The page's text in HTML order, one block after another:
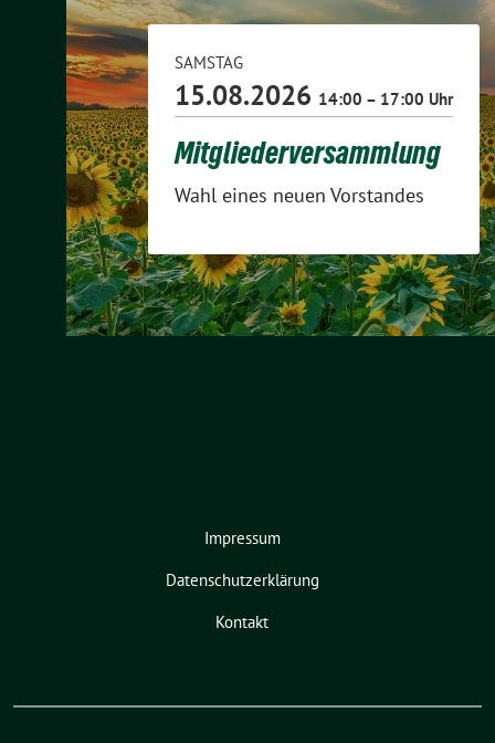
SAMSTAG
15.08.2026 14:00 – 17:00 Uhr
Mitgliederversammlung
Wahl eines neuen Vorstandes
Impressum
Datenschutzerklärung
Kontakt